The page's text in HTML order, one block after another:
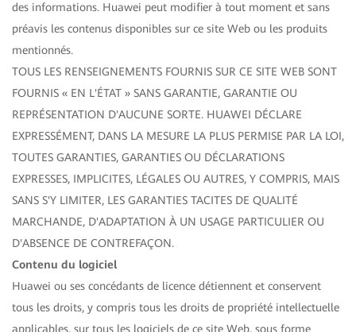
des informations. Huawei peut modifier à tout moment et sans
préavis les contenus disponibles sur ce site Web ou les produits
mentionnés.
TOUS LES RENSEIGNEMENTS FOURNIS SUR CE SITE WEB SONT
FOURNIS « EN L'ÉTAT » SANS GARANTIE, GARANTIE OU
REPRÉSENTATION D'AUCUNE SORTE. HUAWEI DÉCLARE
EXPRESSÉMENT, DANS LA MESURE LA PLUS PERMISE PAR LA LOI,
TOUTES GARANTIES, GARANTIES OU DÉCLARATIONS
EXPRESSES, IMPLICITES, LÉGALES OU AUTRES, Y COMPRIS, MAIS
SANS S'Y LIMITER, LES GARANTIES TACITES DE QUALITÉ
MARCHANDE, D'ADAPTATION À UN USAGE PARTICULIER OU
D'ABSENCE DE CONTREFAÇON.
Contenu du logiciel
Huawei ou ses concédants de licence détiennent et conservent
tous les droits, y compris tous les droits de propriété intellectuelle
applicables, sur tous les logiciels de ce site Web, sous forme